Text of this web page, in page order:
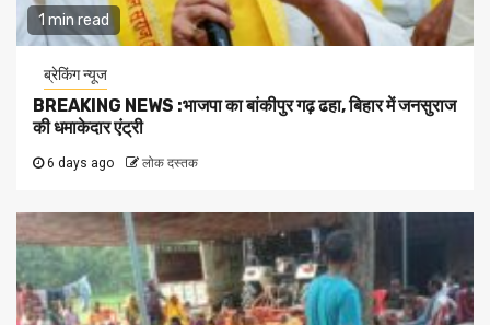
1 min read
ब्रेकिंग न्यूज
BREAKING NEWS :भाजपा का बांकीपुर गढ़ ढहा, बिहार में जनसुराज
की धमाकेदार एंट्री
6 days ago लोक दस्तक